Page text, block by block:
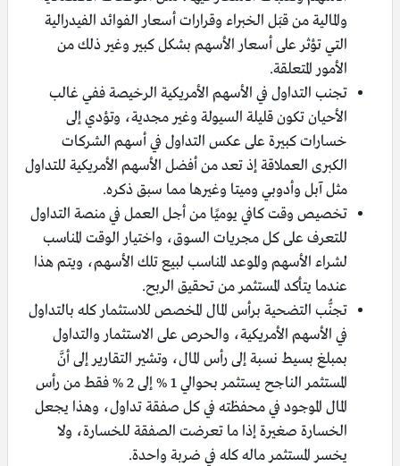
والمالية من قبَل الخبراء وقرارات أسعار الفوائد الفيدرالية
التي تؤثر على أسعار الأسهم بشكل كبير وغير ذلك من
الأمور المتعلقة.
تجنب التداول في الأسهم الأمريكية الرخيصة ففي غالب
الأحيان تكون قليلة السيولة وغير مجدية، وتؤدي إلى
خسارات كبيرة على عكس التداول في أسهم الشركات
الكبرى العملاقة إذ تعد من أفضل الأسهم الأمريكية للتداول
مثل آبل وأدوبي وميتا وغيرها مما سبق ذكره.
تخصيص وقت كافي يوميًا من أجل العمل في منصة التداول
للتعرف على كل مجريات السوق، واختيار الوقت المناسب
لشراء الأسهم والموعد المناسب لبيع تلك الأسهم، ويتم هذا
عندما يتأكد المستثمر من تحقيق الربح.
تجنُّب التضحية برأس المال المخصص للاستثمار كله بالتداول
في الأسهم الأمريكية، والحرص على الاستثمار والتداول
بمبلغ بسيط نسبة إلى رأس المال، وتشير التقارير إلى أنَّ
المستثمر الناجح يستثمر بحوالي 1 % إلى 2 % فقط من رأس
المال الموجود في محفظته في كل صفقة تداول، وهذا يجعل
الخسارة صغيرة إذا ما تعرضت الصفقة للخسارة، ولا
يخسر المستثمر ماله كله في ضربة واحدة.